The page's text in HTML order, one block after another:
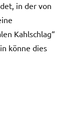
in der von
Kahlschlag“
könne dies